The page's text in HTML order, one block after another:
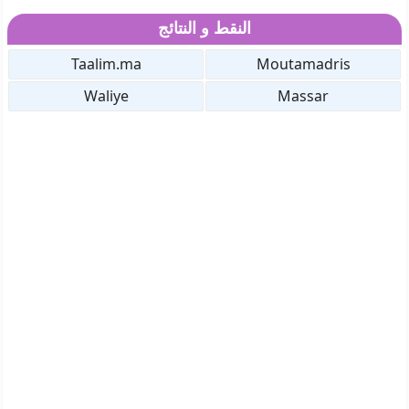
النقط و النتائج
Moutamadris
Taalim.ma
Massar
Waliye